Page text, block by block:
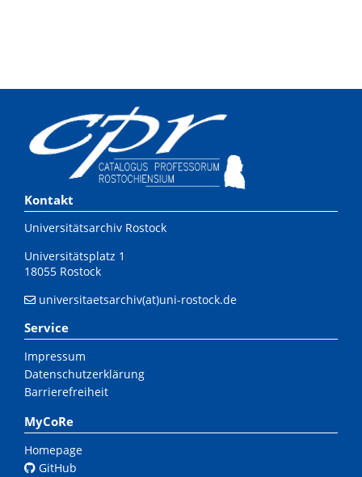
Kontakt
Universitätsarchiv Rostock
Universitätsplatz 1
18055 Rostock
universitaetsarchiv(at)uni-rostock.de
Service
Impressum
Datenschutzerklärung
Barrierefreiheit
MyCoRe
Homepage
GitHub